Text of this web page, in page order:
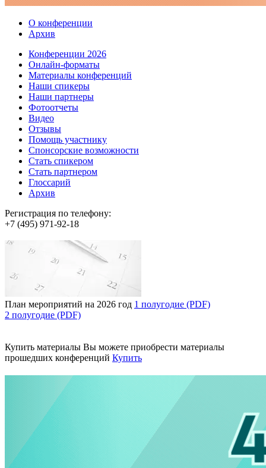
О конференции
Архив
Конференции 2026
Онлайн-форматы
Материалы конференций
Наши спикеры
Наши партнеры
Фотоотчеты
Видео
Отзывы
Помощь участнику
Спонсорские возможности
Стать спикером
Стать партнером
Глоссарий
Архив
Регистрация по телефону:
+7 (495) 971-92-18
План мероприятий на 2026 год 1 полугодие (PDF)
2 полугодие (PDF)
Купить материалы Вы можете приобрести материалы
прошедших конференций Купить